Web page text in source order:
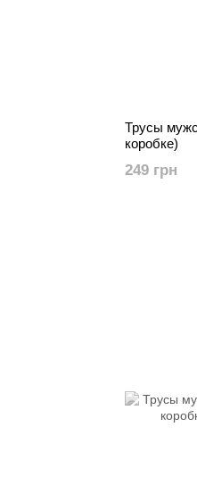
Трусы
коробке)
249 грн